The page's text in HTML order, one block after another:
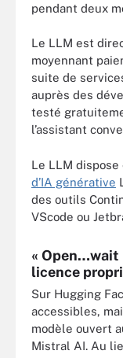
pendant deux
Le LLM est
moyennant
suite de
auprès des
testé
l’assistant
Le LLM
d’IA générative
des outils
VScode ou
« Open…wait
licence
Sur Hugging
accessibles,
modèle ouvert
Mistral AI. Au